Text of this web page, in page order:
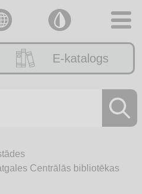
E-katalogs
Centrālās bibliotēkas